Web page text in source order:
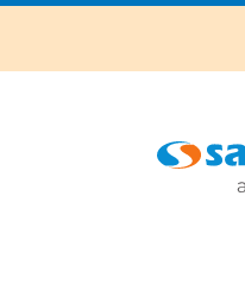
Skip
main